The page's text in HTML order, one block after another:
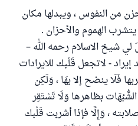
من النفوس ، ويبدلها مكان
الهموم والأحزان .
لي شيخ الاسلام رحمه الله –
- لاتجعل قَلْبك للايرادات
فَلَا ينضح إلا بهَا ، وَلَكِن
بظاهرها وَلَا تَسْتَقِر
، وَإِلَّا فإذا أشربت قَلْبك